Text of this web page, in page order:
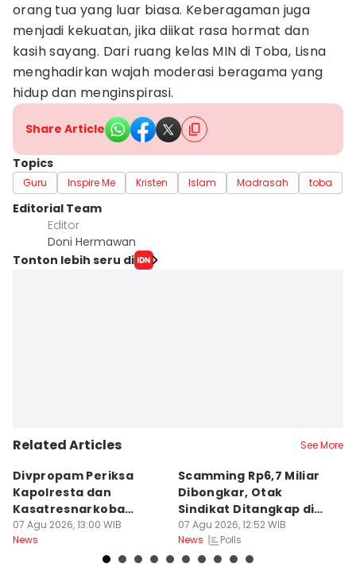
orang tua yang luar biasa. Keberagaman juga
menjadi kekuatan, jika diikat rasa hormat dan
kasih sayang. Dari ruang kelas MIN di Toba, Lisna
menghadirkan wajah moderasi beragama yang
hidup dan menginspirasi.
Share Article
Topics
Guru Inspire Me Kristen Islam Madrasah toba
Editorial Team
Editor
Doni Hermawan
Tonton lebih seru di
Related Articles See More
Divpropam Periksa
Kapolresta dan
Kasatresnarkoba
Banda Aceh, Ada Apa?
07 Agu 2026, 13:00 WIB
News
Scamming Rp6,7 Miliar
Dibongkar, Otak
Sindikat Ditangkap di
Medan
07 Agu 2026, 12:52 WIB
News
Polls